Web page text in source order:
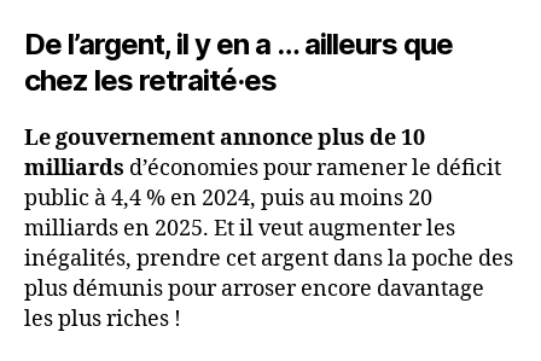
De l’argent, il y en a … ailleurs que
chez les retraité·es
Le gouvernement annonce plus de 10
milliards d’économies pour ramener le déficit
public à 4,4 % en 2024, puis au moins 20
milliards en 2025. Et il veut augmenter les
inégalités, prendre cet argent dans la poche des
plus démunis pour arroser encore davantage
les plus riches !